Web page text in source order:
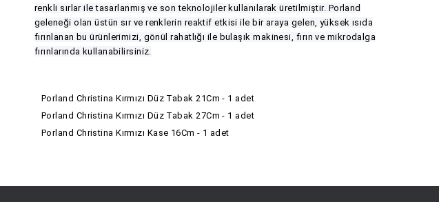
renkli sırlar ile tasarlanmış ve son teknolojiler kullanılarak üretilmiştir. Porland
geleneği olan üstün sır ve renklerin reaktif etkisi ile bir araya gelen, yüksek ısıda
fırınlanan bu ürünlerimizi, gönül rahatlığı ile bulaşık makinesi, fırın ve mikrodalga
fırınlarında kullanabilirsiniz.
Porland Christina Kırmızı Düz Tabak 21Cm - 1 adet
Porland Christina Kırmızı Düz Tabak 27Cm - 1 adet
Porland Christina Kırmızı Kase 16Cm - 1 adet